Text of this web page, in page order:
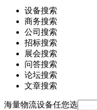
设备搜索
商务搜索
公司搜索
招标搜索
展会搜索
问答搜索
论坛搜索
文章搜索
海量物流设备任您选